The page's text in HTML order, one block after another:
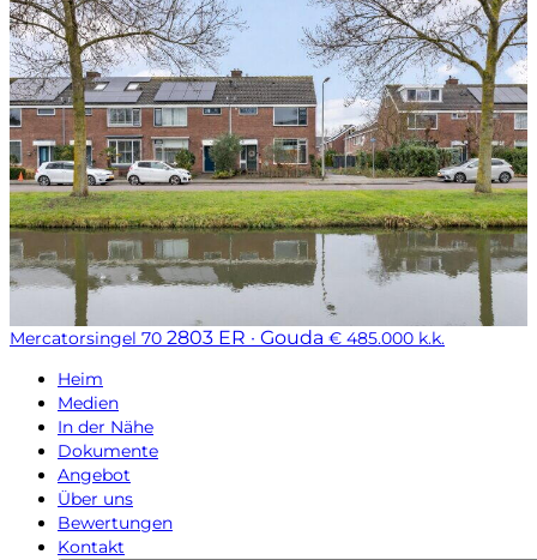
Mercatorsingel 70 2803 ER · Gouda € 485.000 k.k.
Heim
Medien
In der Nähe
Dokumente
Angebot
Über uns
Bewertungen
Kontakt